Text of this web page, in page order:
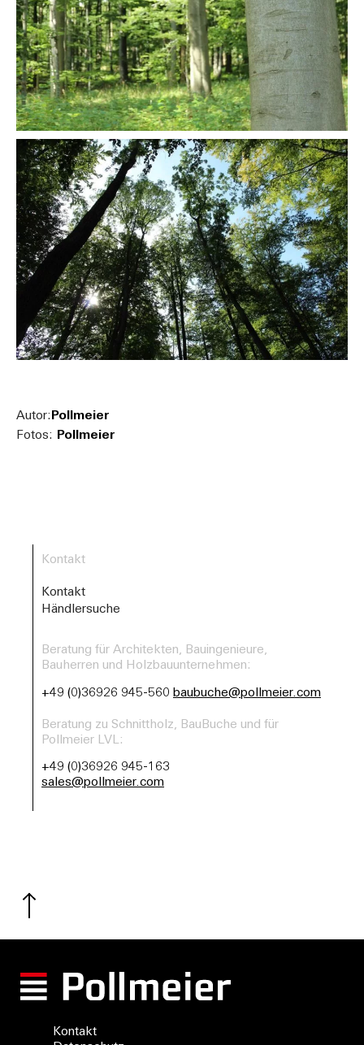
Autor: Pollmeier
Fotos: Pollmeier
Kontakt
Kontakt
Händlersuche
Beratung für Architekten, Bauingenieure,
Bauherren und Holzbauunternehmen:
+49 (0)36926 945-560 baubuche@pollmeier.com
Beratung zu Schnittholz, BauBuche und für
Pollmeier LVL:
+49 (0)36926 945-163
sales@pollmeier.com
Kontakt